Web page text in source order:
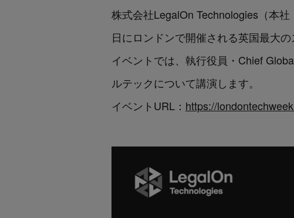
株式会社LegalOn Technologies（本
日にロンドンで開催される英国最大
イベントでは、執行役員・Chief
ルテックについて講演します。
イベントURL： https://